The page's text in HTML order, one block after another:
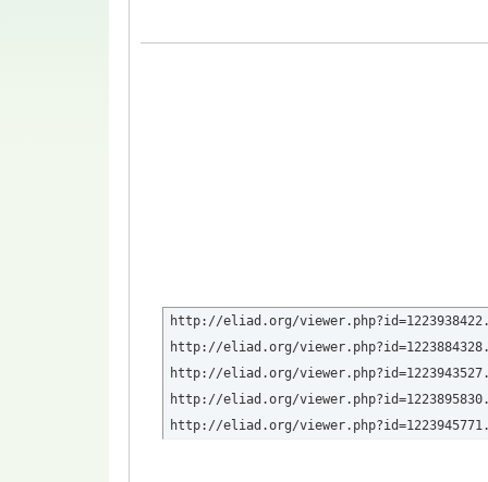
http://eliad.org/
http://eliad.org/
http://eliad.org/
http://eliad.org/
http://eliad.org/